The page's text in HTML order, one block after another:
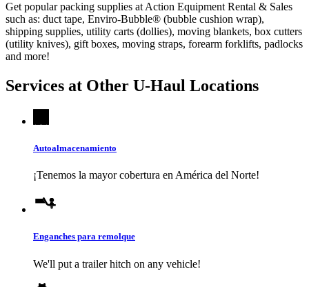
Get popular packing supplies at Action Equipment Rental & Sales
such as: duct tape, Enviro-Bubble® (bubble cushion wrap),
shipping supplies, utility carts (dollies), moving blankets, box cutters
(utility knives), gift boxes, moving straps, forearm forklifts, padlocks
and more!
Services at Other U-Haul Locations
Autoalmacenamiento
¡Tenemos la mayor cobertura en América del Norte!
Enganches para remolque
We'll put a trailer hitch on any vehicle!